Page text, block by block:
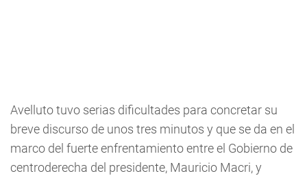
Avelluto tuvo serias dificultades para concretar su
breve discurso de unos tres minutos y que se da en el
marco del fuerte enfrentamiento entre el Gobierno de
centroderecha del presidente, Mauricio Macri, y